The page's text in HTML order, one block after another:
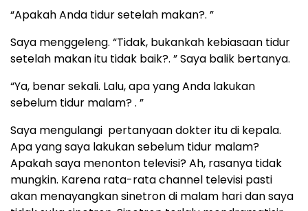
“Apakah Anda tidur setelah makan?. ”
Saya menggeleng. “Tidak, bukankah kebiasaan tidur
setelah makan itu tidak baik?. ” Saya balik bertanya.
“Ya, benar sekali. Lalu, apa yang Anda lakukan
sebelum tidur malam? . ”
Saya mengulangi pertanyaan dokter itu di kepala.
Apa yang saya lakukan sebelum tidur malam?
Apakah saya menonton televisi? Ah, rasanya tidak
mungkin. Karena rata-rata channel televisi pasti
akan menayangkan sinetron di malam hari dan saya